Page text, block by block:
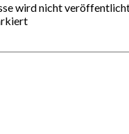
wird nicht